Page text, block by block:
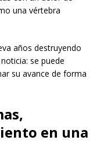
una vértebra
años destruyendo
se puede
su avance de forma
en una